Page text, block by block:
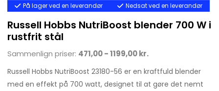
På lager ved en leverandør Nedsat ved en leverandør
Russell Hobbs NutriBoost blender 700 W i
rustfrit stål
Sammenlign priser: 471,00 - 1199,00 kr.
Russell Hobbs NutriBoost 23180-56 er en kraftfuld blender
med en effekt på 700 watt, designet til at gøre det nemt